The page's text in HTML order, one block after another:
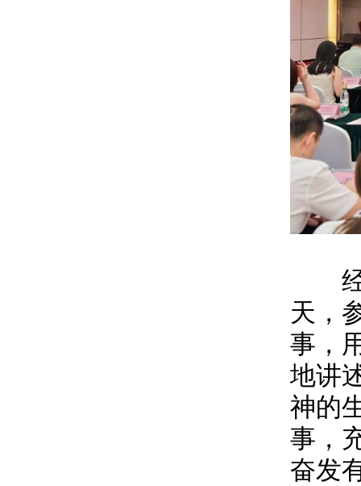
经
天，
事，
地讲
神的
事，
奋发